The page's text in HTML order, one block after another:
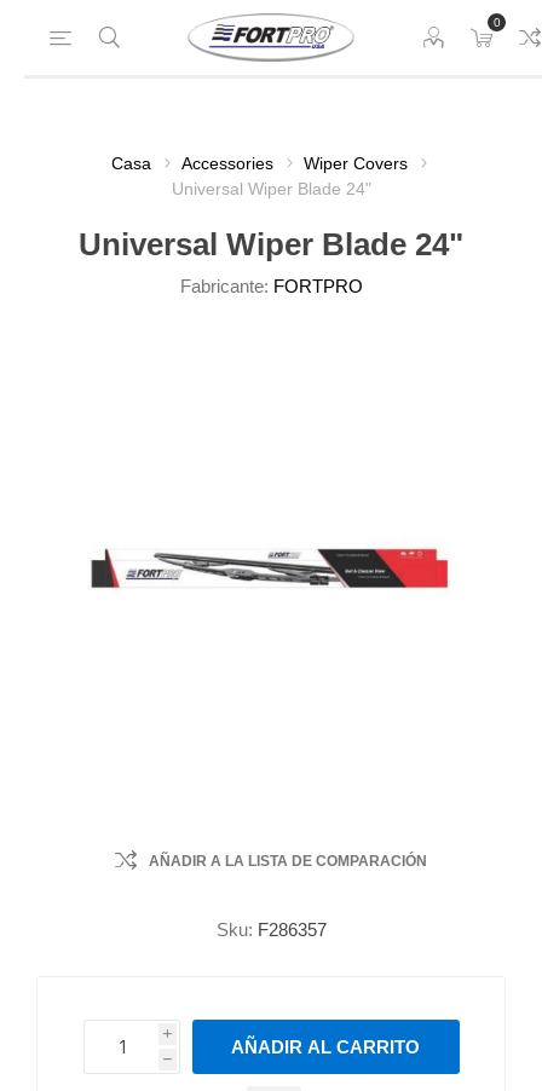
0
Casa Accessories
Wiper Covers
Universal Wiper Blade 24"
Universal Wiper Blade 24"
Fabricante: FORTPRO
AÑADIR A LA LISTA DE COMPARACIÓN
Sku: F286357
i
h
h
AÑADIR AL CARRITO